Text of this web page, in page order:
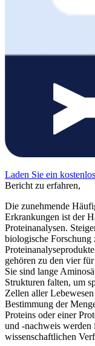
Laden Sie ein
Bericht zu erfahren,
Die zunehmende
Erkrankungen ist der
Proteinanalysen.
biologische
gehören zu den vier
Sie sind lange
Strukturen falten, um
Zellen aller
Bestimmung der
Proteins oder einer
und -nachweis werden
wissenschaftlichen